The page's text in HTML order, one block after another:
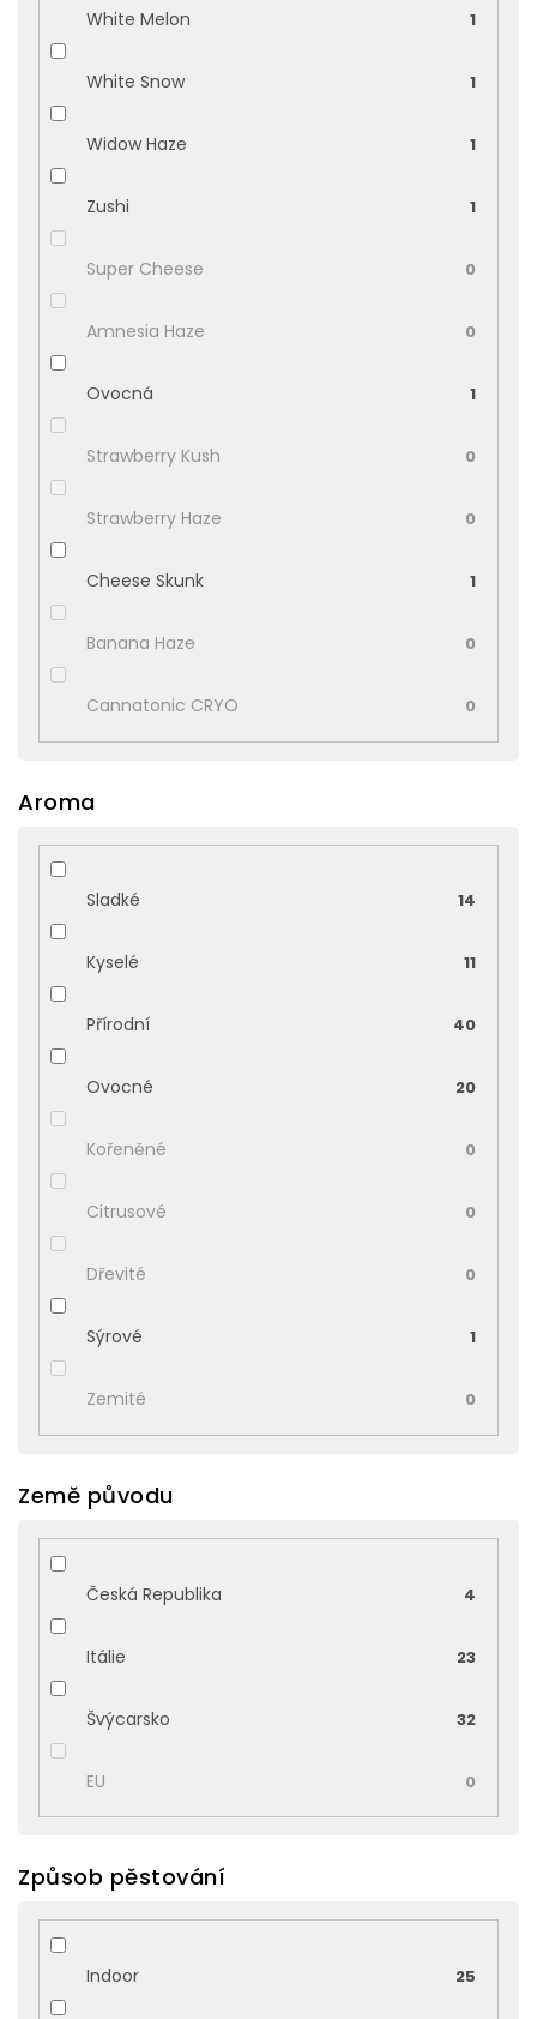
White Melon 1
White Snow 1
Widow Haze 1
Zushi 1
Super Cheese 0
Amnesia Haze 0
Ovocná 1
Strawberry Kush 0
Strawberry Haze 0
Cheese Skunk 1
Banana Haze 0
Cannatonic CRYO 0
Aroma
Sladké 14
Kyselé 11
Přírodní 40
Ovocné 20
Kořeněné 0
Citrusové 0
Dřevité 0
Sýrové 1
Zemité 0
Země původu
Česká Republika 4
Itálie 23
Švýcarsko 32
EU 0
Způsob pěstování
Indoor 25